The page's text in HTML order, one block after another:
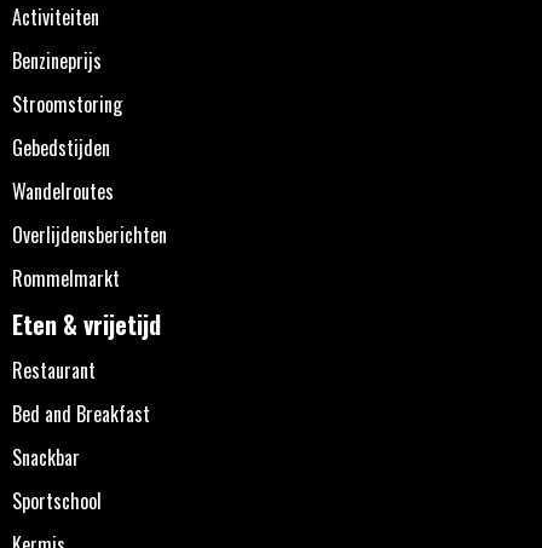
Activiteiten
Benzineprijs
Stroomstoring
Gebedstijden
Wandelroutes
Overlijdensberichten
Rommelmarkt
Eten & vrijetijd
Restaurant
Bed and Breakfast
Snackbar
Sportschool